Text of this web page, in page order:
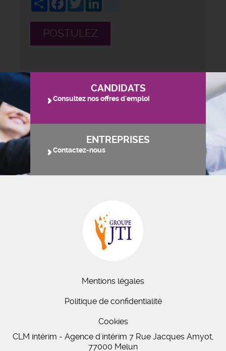
POSTULEZ
CANDIDATS
Consultez nos offres d'emploi
ENTREPRISES
Contactez-nous
Mentions légales
Politique de confidentialité
Cookies
CLM intérim - Agence d'intérim 7 Rue Jacques Amyot,
77000 Melun